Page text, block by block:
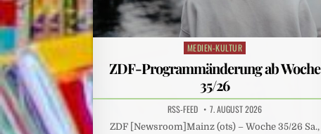
Posted
MEDIEN-KULTUR
ZDF-Programmänderung ab Woche
35/26
RSS-FEED 7. AUGUST 2026
ZDF [Newsroom]Mainz (ots) – Woche 35/26 Sa.,